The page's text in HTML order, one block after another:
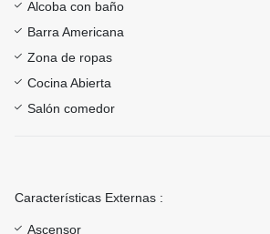
Alcoba con baño
Barra Americana
Zona de ropas
Cocina Abierta
Salón comedor
Características Externas :
Ascensor